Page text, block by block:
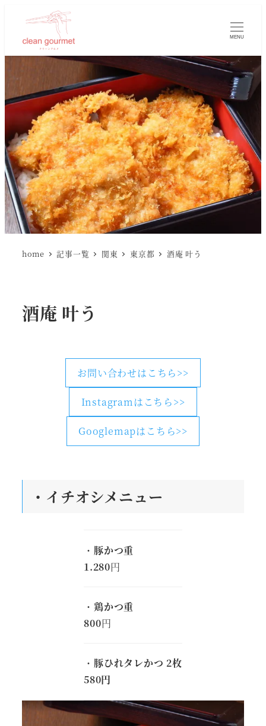
MENU
home 記事一覧 関東 東京都 酒庵 叶う
酒庵 叶う
お問い合わせはこちら>>
Instagramはこちら>>
Googlemapはこちら>>
・ イチオシメニュー
・ 豚かつ重
1.280円
・ 鶏かつ重
800円
・ 豚ひれタレかつ 2枚
580円